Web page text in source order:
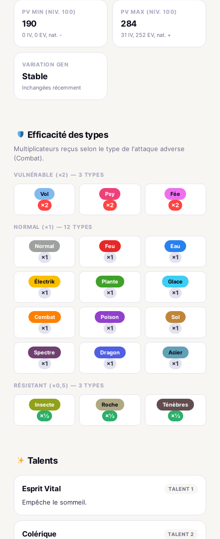
PV MIN (NIV. 100)
190
0 IV, 0 EV, nat. -
PV MAX (NIV. 100)
284
31 IV, 252 EV, nat. +
VARIATION GEN
Stable
Inchangées récemment
Efficacité des types
Multiplicateurs reçus selon le type de l'attaque adverse
(Combat).
VULNÉRABLE (×2) — 3 TYPES
Vol
×2
Psy
×2
Fée
×2
NORMAL (×1) — 12 TYPES
Normal
×1
Feu
×1
Eau
×1
Électrik
×1
Plante
×1
Glace
×1
Combat
×1
Poison
×1
Sol
×1
Spectre
×1
Dragon
×1
Acier
×1
RÉSISTANT (×0,5) — 3 TYPES
Insecte
×½
Roche
×½
Ténèbres
×½
Talents
Esprit Vital TALENT 1
Empêche le sommeil.
Colérique TALENT 2